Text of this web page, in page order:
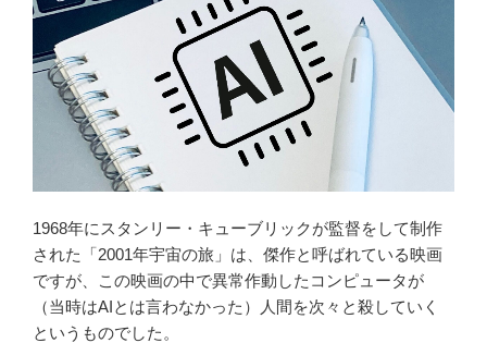
1968年にスタンリー・キューブリックが監督をして制作
された「2001年宇宙の旅」は、傑作と呼ばれている映画
ですが、この映画の中で異常作動したコンピュータが
（当時はAIとは言わなかった）人間を次々と殺していく
というものでした。